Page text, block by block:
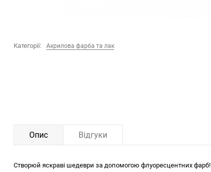
Категорії: Акрилова фарба та лак
Опис Відгуки
Створюй яскраві шедеври за допомогою флуоресцентних фарб!